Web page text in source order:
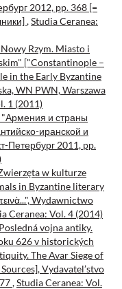
2012, pp. 368 [=
,Studia Ceranea:
Rzym. Miasto i
["Constantinople –
in the Early Byzantine
WN PWN, Warszawa
1 (2011)
и страны
иранской и
Петербург 2011, pp.
w kulturze
in Byzantine literary
Wydawnictwo
Ceranea: Vol. 4 (2014)
vojna antiky.
626 v historických
The Avar Siege of
Vydavatel’stvo
,Studia Ceranea: Vol.